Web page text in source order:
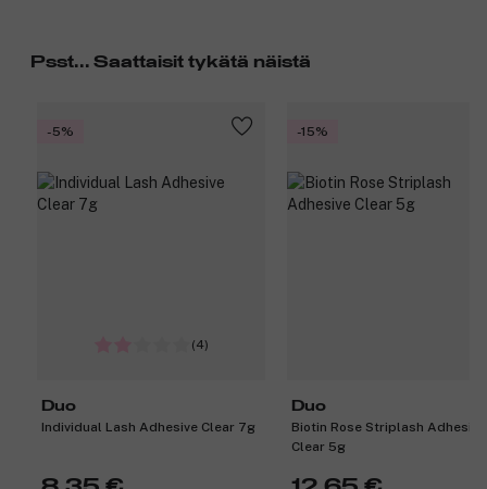
Psst... Saattaisit tykätä näistä
-5%
(4)
Duo
Individual Lash Adhesive Clear 7g
-15%
Duo
Biotin Rose Striplash Adhesive
Clear 5g